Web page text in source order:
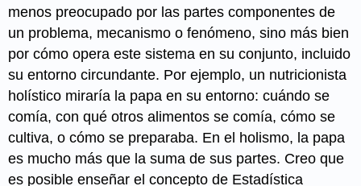
menos preocupado por las partes componentes de
un problema, mecanismo o fenómeno, sino más bien
por cómo opera este sistema en su conjunto, incluido
su entorno circundante. Por ejemplo, un nutricionista
holístico miraría la papa en su entorno: cuándo se
comía, con qué otros alimentos se comía, cómo se
cultiva, o cómo se preparaba. En el holismo, la papa
es mucho más que la suma de sus partes. Creo que
es posible enseñar el concepto de Estadística